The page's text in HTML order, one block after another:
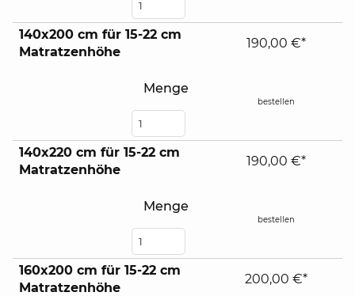
140x200 cm für 15-22 cm
Matratzenhöhe
Menge
190,00 €*
bestellen
140x220 cm für 15-22 cm
Matratzenhöhe
Menge
190,00 €*
bestellen
160x200 cm für 15-22 cm
Matratzenhöhe
200,00 €*